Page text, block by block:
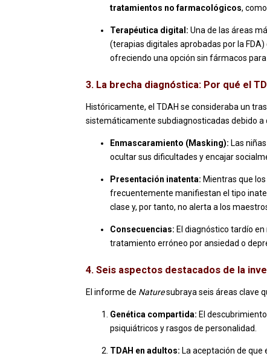
tratamientos no farmacológicos,
Terapéutica digital: Una de las áreas
(terapias digitales aprobadas por la
ofreciendo una opción sin fármacos
3. La brecha diagnóstica: Por qué el
Históricamente, el TDAH se consideraba un
sistemáticamente subdiagnosticadas debido
Enmascaramiento (Masking): Las
ocultar sus dificultades y encajar
Presentación inatenta: Mientras que
frecuentemente manifiestan el tipo
clase y, por tanto, no alerta a los
Consecuencias: El diagnóstico tardío
tratamiento erróneo por ansiedad o
4. Seis aspectos destacados de la
El informe de Naturesubraya seis áreas clave
Genética compartida: El
psiquiátricos y rasgos de personalidad.
TDAH en adultos: La aceptación de